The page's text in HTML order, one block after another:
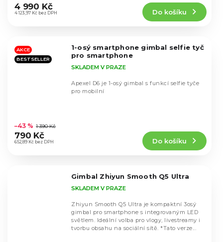
produktu
je
hvězdiček.
4 123,97 Kč bez DPH
4 990 Kč
Do košíku
AKCE
BESTSELLER
1-osý smartphone gimbal selfie tyč
pro smartphone
hodnocení
produktu
je
SKLADEM V PRAZE
652,89 Kč bez DPH
–43 % 1 390 Kč
790 Kč
Do košíku
Apexel D6 je 1-osý gimbal s funkcí selfie tyče
pro mobilní
Gimbal Zhiyun Smooth Q5 Ultra
SKLADEM V PRAZE
Zhiyun Smooth Q5 Ultra je kompaktní 3osý
gimbal pro smartphone s integrovaným LED
světlem. Ideální volba pro vlogy, livestreamy i
tvorbu obsahu na sociální sítě. *Tato verze...